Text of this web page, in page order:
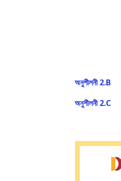
অনুশীলনী 2.B
অনুশীলনী 2.C